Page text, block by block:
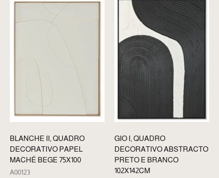
BLANCHE II, QUADRO
DECORATIVO PAPEL
MACHÉ BEGE 75X100
A00123
GIO I, QUADRO
DECORATIVO ABSTRACTO
PRETO E BRANCO
102X142CM